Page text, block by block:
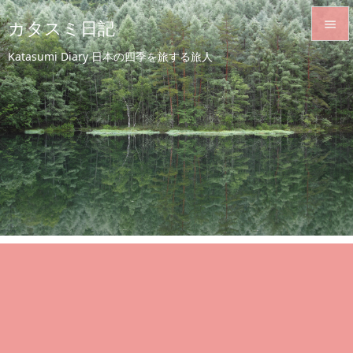
カタスミ日記
Katasumi Diary 日本の四季を旅する旅人


メニュ

サイド

前へ

次へ

検索